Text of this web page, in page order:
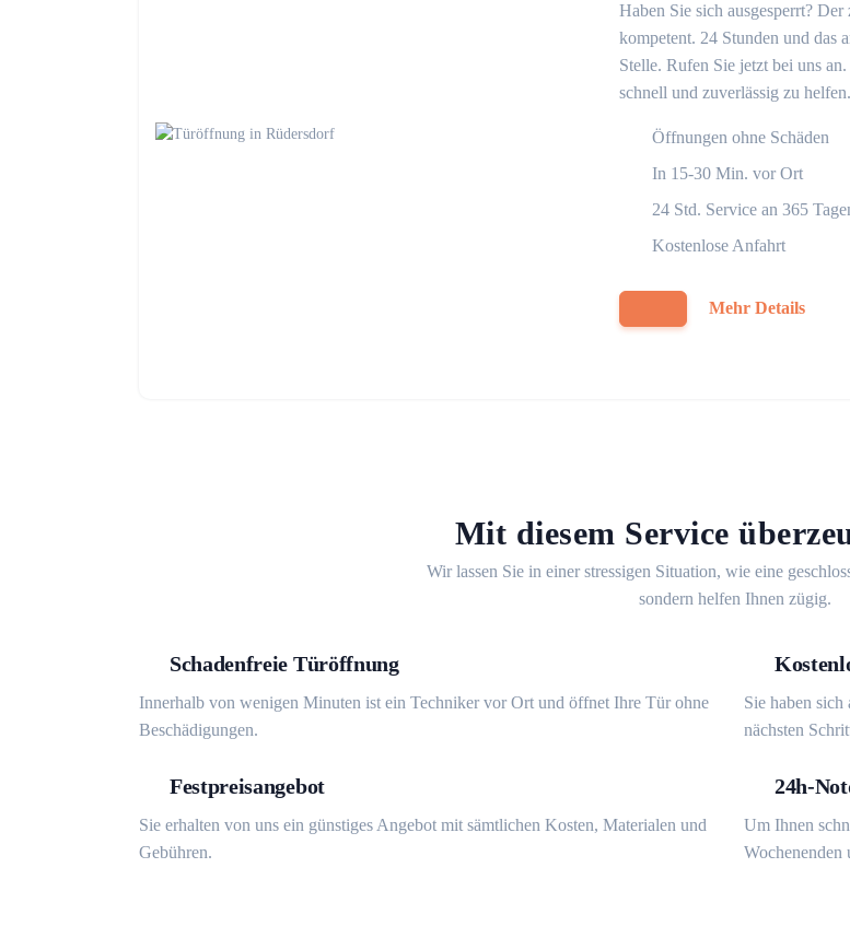
Haben Sie sich ausgesperrt?
kompetent. 24 Stunden und das
Stelle. Rufen Sie jetzt bei uns
schnell und zuverlässig zu
Öffnungen ohne Schäden
In 15-30 Min. vor Ort
24 Std. Service an 365
Kostenlose Anfahrt
Mehr Details
Mit diesem Service
Wir lassen Sie in einer stressigen Situation, wie eine
sondern helfen Ihnen zügig.
Schadenfreie Türöffnung
Innerhalb von wenigen Minuten ist ein Techniker vor Ort und öffnet Ihre Tür ohne
Beschädigungen.
Sie haben sich
nächsten
Festpreisangebot
Sie erhalten von uns ein günstiges Angebot mit sämtlichen Kosten, Materialen und
Gebühren.
24h-
Um Ihnen
Wochenenden